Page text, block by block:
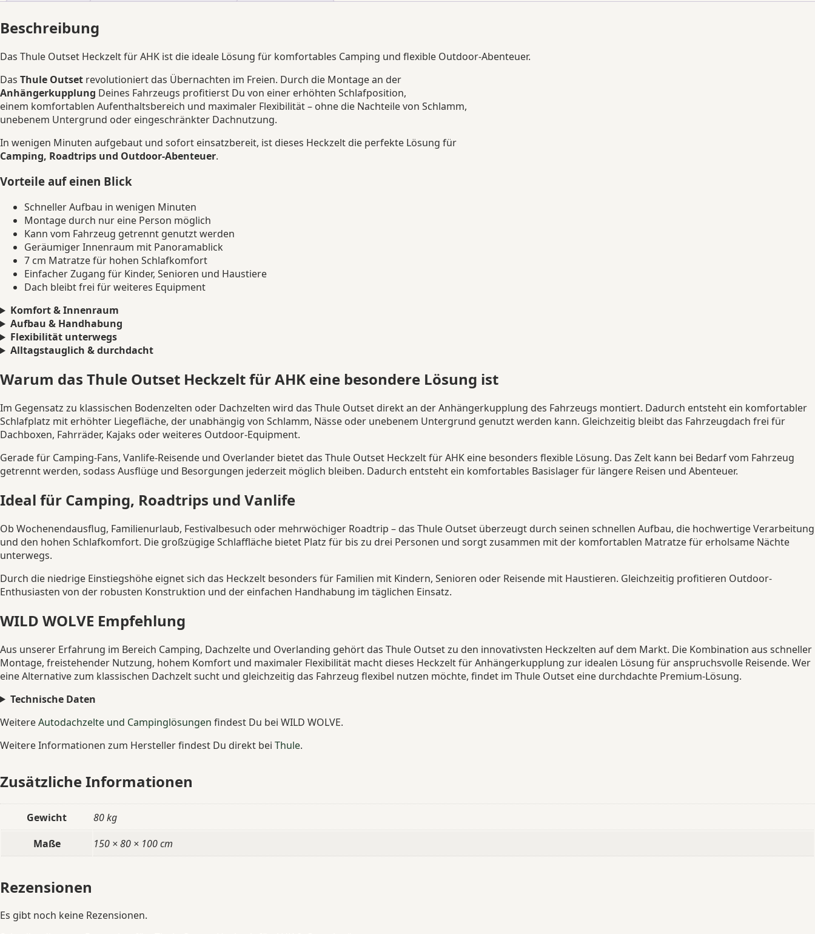
Beschreibung
Das Thule Outset Heckzelt für AHK ist die ideale Lösung für komfortables Camping und flexible Outdoor-Abenteuer.
Das Thule Outset revolutioniert das Übernachten im Freien. Durch die Montage an der
Anhängerkupplung Deines Fahrzeugs profitierst Du von einer erhöhten Schlafposition,
einem komfortablen Aufenthaltsbereich und maximaler Flexibilität – ohne die Nachteile von Schlamm,
unebenem Untergrund oder eingeschränkter Dachnutzung.
In wenigen Minuten aufgebaut und sofort einsatzbereit, ist dieses Heckzelt die perfekte Lösung für
Camping, Roadtrips und Outdoor-Abenteuer.
Vorteile auf einen Blick
Schneller Aufbau in wenigen Minuten
Montage durch nur eine Person möglich
Kann vom Fahrzeug getrennt genutzt werden
Geräumiger Innenraum mit Panoramablick
7 cm Matratze für hohen Schlafkomfort
Einfacher Zugang für Kinder, Senioren und Haustiere
Dach bleibt frei für weiteres Equipment
Komfort & Innenraum
Aufbau & Handhabung
Flexibilität unterwegs
Alltagstauglich & durchdacht
Warum das Thule Outset Heckzelt für AHK eine besondere Lösung ist
Im Gegensatz zu klassischen Bodenzelten oder Dachzelten wird das Thule Outset direkt an der Anhängerkupplung des Fahrzeugs montiert. Dadurch entsteht ein komfortabler
Schlafplatz mit erhöhter Liegefläche, der unabhängig von Schlamm, Nässe oder unebenem Untergrund genutzt werden kann. Gleichzeitig bleibt das Fahrzeugdach frei für
Dachboxen, Fahrräder, Kajaks oder weiteres Outdoor-Equipment.
Gerade für Camping-Fans, Vanlife-Reisende und Overlander bietet das Thule Outset Heckzelt für AHK eine besonders flexible Lösung. Das Zelt kann bei Bedarf vom Fahrzeug
getrennt werden, sodass Ausflüge und Besorgungen jederzeit möglich bleiben. Dadurch entsteht ein komfortables Basislager für längere Reisen und Abenteuer.
Ideal für Camping, Roadtrips und Vanlife
Ob Wochenendausflug, Familienurlaub, Festivalbesuch oder mehrwöchiger Roadtrip – das Thule Outset überzeugt durch seinen schnellen Aufbau, die hochwertige Verarbeitung
und den hohen Schlafkomfort. Die großzügige Schlaffläche bietet Platz für bis zu drei Personen und sorgt zusammen mit der komfortablen Matratze für erholsame Nächte
unterwegs.
Durch die niedrige Einstiegshöhe eignet sich das Heckzelt besonders für Familien mit Kindern, Senioren oder Reisende mit Haustieren. Gleichzeitig profitieren Outdoor-
Enthusiasten von der robusten Konstruktion und der einfachen Handhabung im täglichen Einsatz.
WILD WOLVE Empfehlung
Aus unserer Erfahrung im Bereich Camping, Dachzelte und Overlanding gehört das Thule Outset zu den innovativsten Heckzelten auf dem Markt. Die Kombination aus schneller
Montage, freistehender Nutzung, hohem Komfort und maximaler Flexibilität macht dieses Heckzelt für Anhängerkupplung zur idealen Lösung für anspruchsvolle Reisende. Wer
eine Alternative zum klassischen Dachzelt sucht und gleichzeitig das Fahrzeug flexibel nutzen möchte, findet im Thule Outset eine durchdachte Premium-Lösung.
Technische Daten
WeitereAutodachzelte und Campinglösungen findest Du bei WILD WOLVE.
Weitere Informationen zum Hersteller findest Du direkt bei Thule.
Zusätzliche Informationen
Gewicht
80 kg
Maße
150 × 80 × 100 cm
Rezensionen
Es gibt noch keine Rezensionen.